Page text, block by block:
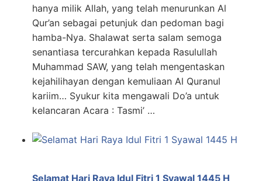
hanya milik Allah, yang telah menurunkan Al
Qur’an sebagai petunjuk dan pedoman bagi
hamba-Nya. Shalawat serta salam semoga
senantiasa tercurahkan kepada Rasulullah
Muhammad SAW, yang telah mengentaskan
kejahilihayan dengan kemuliaan Al Quranul
kariim… Syukur kita mengawali Do’a untuk
kelancaran Acara : Tasmi’ …
Selamat Hari Raya Idul Fitri 1 Syawal 1445 H